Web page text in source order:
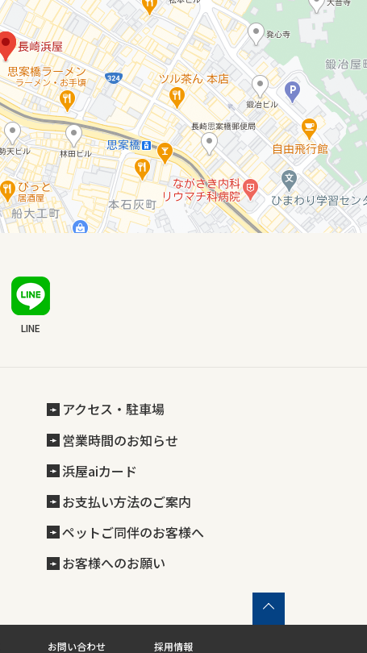
LINE
アクセス・駐車場
営業時間のお知らせ
浜屋aiカード
お支払い方法のご案内
ペットご同伴のお客様へ
お客様へのお願い
お問い合わせ 採用情報